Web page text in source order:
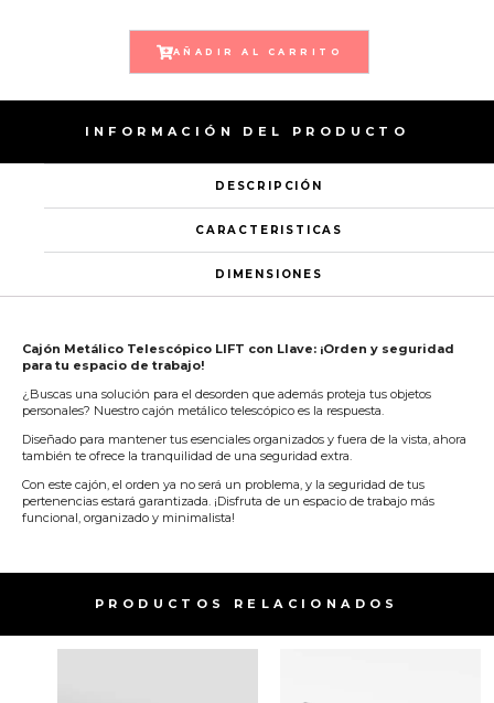
AÑADIR AL CARRITO
INFORMACIÓN DEL PRODUCTO
DESCRIPCIÓN
CARACTERISTICAS
DIMENSIONES
Cajón Metálico Telescópico LIFT con Llave: ¡Orden y seguridad
para tu espacio de trabajo!
¿Buscas una solución para el desorden que además proteja tus objetos
personales? Nuestro cajón metálico telescópico es la respuesta.
Diseñado para mantener tus esenciales organizados y fuera de la vista, ahora
también te ofrece la tranquilidad de una seguridad extra.
Con este cajón, el orden ya no será un problema, y la seguridad de tus
pertenencias estará garantizada. ¡Disfruta de un espacio de trabajo más
funcional, organizado y minimalista!
PRODUCTOS RELACIONADOS​